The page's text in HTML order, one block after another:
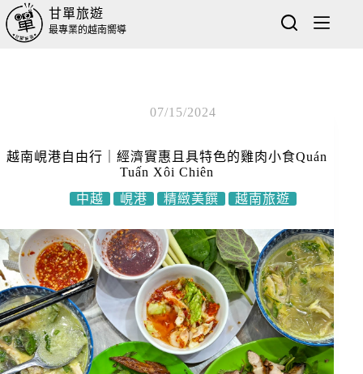
甘單旅遊
最專業的越南嚮導
07/15/2024
越南峴港自由行｜經濟實惠且具特色的雞肉小食Quán
Tuấn Xôi Chiên
中越
峴港 精緻美饌 越南旅遊